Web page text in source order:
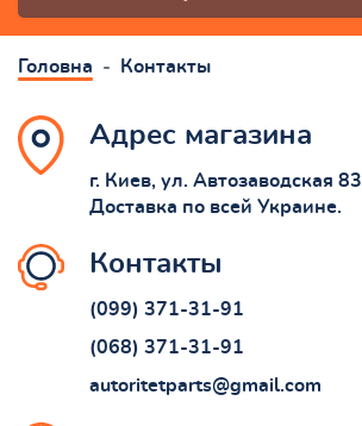
Головна Контакты
Адрес магазина
г. Киев, ул. Автозаводская 83
Доставка по всей Украине.
Контакты
(099) 371-31-91
(068) 371-31-91
autoritetparts@gmail.com